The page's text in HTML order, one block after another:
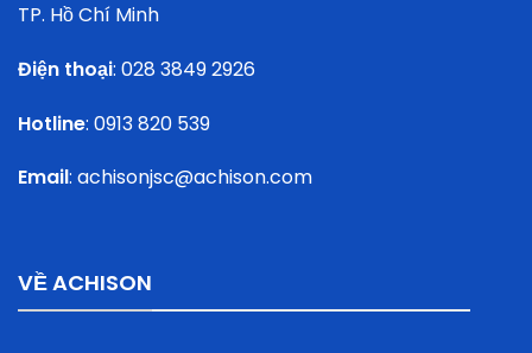
TP. Hồ Chí Minh
Điện thoại: 028 3849 2926
Hotline: 0913 820 539
Email: achisonjsc@achison.com
VỀ ACHISON